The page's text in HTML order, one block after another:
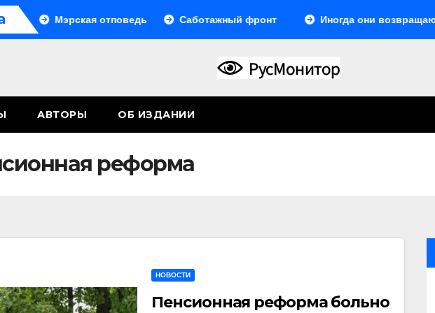
Мэрская отповедь Саботажный фронт Иногда они возвращаются…
АВТОРЫ ОБ ИЗДАНИИ
реформа
НОВОСТИ
Пенсионная реформа больно